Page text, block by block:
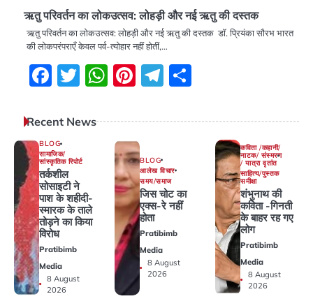
ऋतु परिवर्तन का लोकउत्सव: लोहड़ी और नई ऋतु की दस्तक
ऋतु परिवर्तन का लोकउत्सव: लोहड़ी और नई ऋतु की दस्तक डॉ. प्रियंका सौरभ भारत
की लोकपरंपराएँ केवल पर्व-त्योहार नहीं होतीं,…
Facebook
Twitter
WhatsApp
Pinterest
Telegram
Recent News
BLOG
सामाजिक/
सांस्कृतिक रिपोर्ट
तर्कशील
सोसाइटी ने
पाश के शहीदी-
स्मारक के ताले
तोड़ने का किया
विरोध
Pratibimb
Media
8 August
2026
BLOG
आलेख विचार
समय/समाज
जिस चोट का
एक्स-रे नहीं
होता
Pratibimb
Media
8 August
2026
कविता /कहानी/
नाटक/ संस्मरण
/ यात्रा वृतांत
साहित्य/पुस्तक
समीक्षा
शंभुनाथ की
कविता -गिनती
के बाहर रह गए
लोग
Pratibimb
Media
8 August
2026